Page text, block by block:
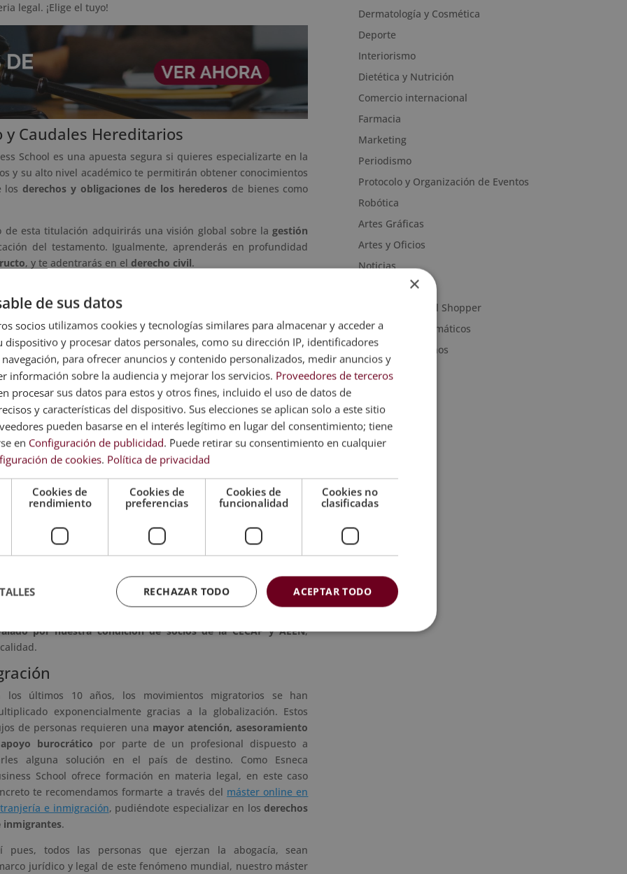
legal. ¡Elige el tuyo!
y Caudales Hereditarios
School es una apuesta segura si quieres especializarte en la
y su alto nivel académico te permitirán obtener conocimientos
losderechos y obligaciones de los herederos de bienes como
esta titulación adquirirás una visión global sobre la gestión
del testamento. Igualmente, aprenderás en profundidad
, y te adentrarás en el derecho civil.
el seguimiento personalizado de un tutor/a a través de un
a tu disposición una serie de materiales didácticos
de realizar estancias formativas.
el sector de la vivienda, desde Esneca ofrecemos el
máster en
titulación es que puedas adquirir una formación teórica
y las operaciones relacionadas con ellos.
didácticas, las cuales abordan los siguientes temas:
por nuestra condición de socios de la CECAP y AEEN,
los últimos 10 años, los movimientos migratorios se han
exponencialmente gracias a la globalización. Estos
de personas requieren una mayor atención, asesoramiento
burocrático por parte de un profesional dispuesto a
alguna solución en el país de destino. Como Esneca
School ofrece formación en materia legal, en este caso
te recomendamos formarte a través del máster online en
e inmigración, pudiéndote especializar en losderechos
inmigrantes.
pues, todos las personas que ejerzan la abogacía, sean
jurídico y legal de este fenómeno mundial, nuestro máster
Dermatología y Cosmética
Deporte
Interiorismo
Dietética y Nutrición
Comercio internacional
Farmacia
Marketing
Periodismo
Protocolo y Organización de Eventos
Robótica
Artes Gráficas
Artes y Oficios
Noticias
Moda & Personal Shopper
Programas informáticos
Recursos Humanos
×
de sus datos
socios utilizamos cookies y tecnologías similares para almacenar y acceder a
dispositivo y procesar datos personales, como su dirección IP, identificadores
para ofrecer anuncios y contenido personalizados, medir anuncios y
información sobre la audiencia y mejorar los servicios. Proveedores de terceros
procesar sus datos para estos y otros fines, incluido el uso de datos de
y características del dispositivo. Sus elecciones se aplican solo a este sitio
pueden basarse en el interés legítimo en lugar del consentimiento; tiene
en Configuración de publicidad. Puede retirar su consentimiento en cualquier
de cookies. Política de privacidad
Cookies de
rendimiento
Cookies de
preferencias
Cookies de
funcionalidad
Cookies no
clasificadas
ACEPTAR TODO
RECHAZAR TODO